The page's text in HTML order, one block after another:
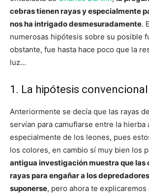
cebras tienen rayas y especialmente
nos ha intrigado desmesuradamente.
numerosas hipótesis sobre su posible
obstante, fue hasta hace poco que la
luz…
1. La hipótesis convencional
Anteriormente se decía que las rayas
servían para camuflarse entre la hierba
especialmente de los leones, pues
los colores, en cambio sí muy bien los
antigua investigación muestra que las
rayas para engañar a los
suponerse, pero ahora te explicaremos